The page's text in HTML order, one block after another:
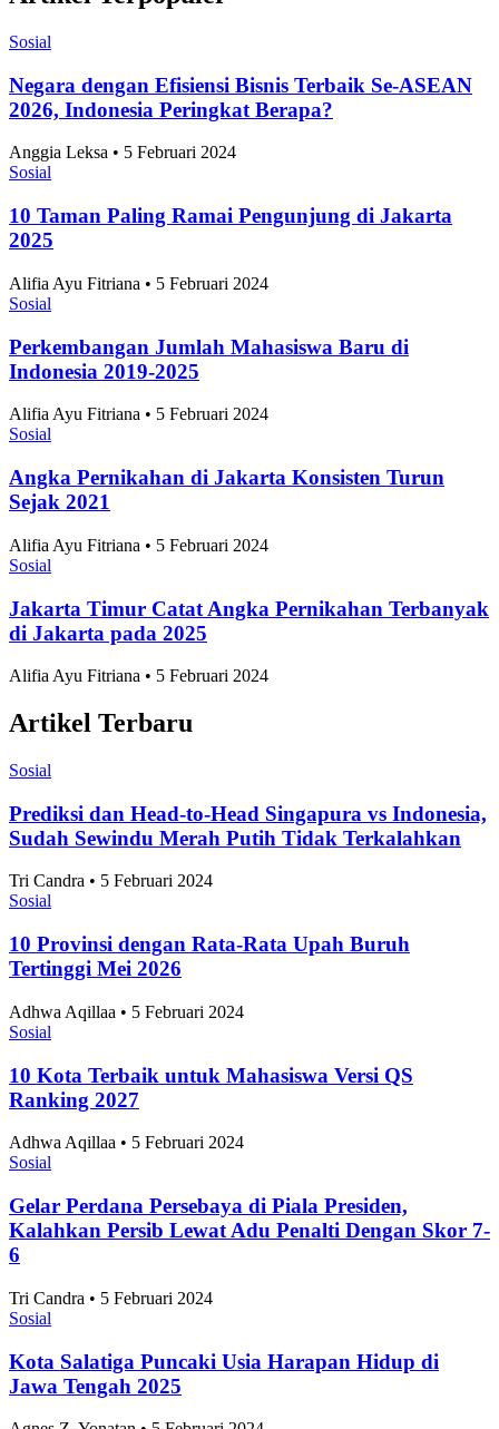
Sosial
Negara dengan Efisiensi Bisnis Terbaik Se-ASEAN
2026, Indonesia Peringkat Berapa?
Anggia Leksa • 5 Februari 2024
Sosial
10 Taman Paling Ramai Pengunjung di Jakarta
2025
Alifia Ayu Fitriana • 5 Februari 2024
Sosial
Perkembangan Jumlah Mahasiswa Baru di
Indonesia 2019-2025
Alifia Ayu Fitriana • 5 Februari 2024
Sosial
Angka Pernikahan di Jakarta Konsisten Turun
Sejak 2021
Alifia Ayu Fitriana • 5 Februari 2024
Sosial
Jakarta Timur Catat Angka Pernikahan Terbanyak
di Jakarta pada 2025
Alifia Ayu Fitriana • 5 Februari 2024
Artikel Terbaru
Sosial
Prediksi dan Head-to-Head Singapura vs Indonesia,
Sudah Sewindu Merah Putih Tidak Terkalahkan
Tri Candra • 5 Februari 2024
Sosial
10 Provinsi dengan Rata-Rata Upah Buruh
Tertinggi Mei 2026
Adhwa Aqillaa • 5 Februari 2024
Sosial
10 Kota Terbaik untuk Mahasiswa Versi QS
Ranking 2027
Adhwa Aqillaa • 5 Februari 2024
Sosial
Gelar Perdana Persebaya di Piala Presiden,
Kalahkan Persib Lewat Adu Penalti Dengan Skor 7-
6
Tri Candra • 5 Februari 2024
Sosial
Kota Salatiga Puncaki Usia Harapan Hidup di
Jawa Tengah 2025